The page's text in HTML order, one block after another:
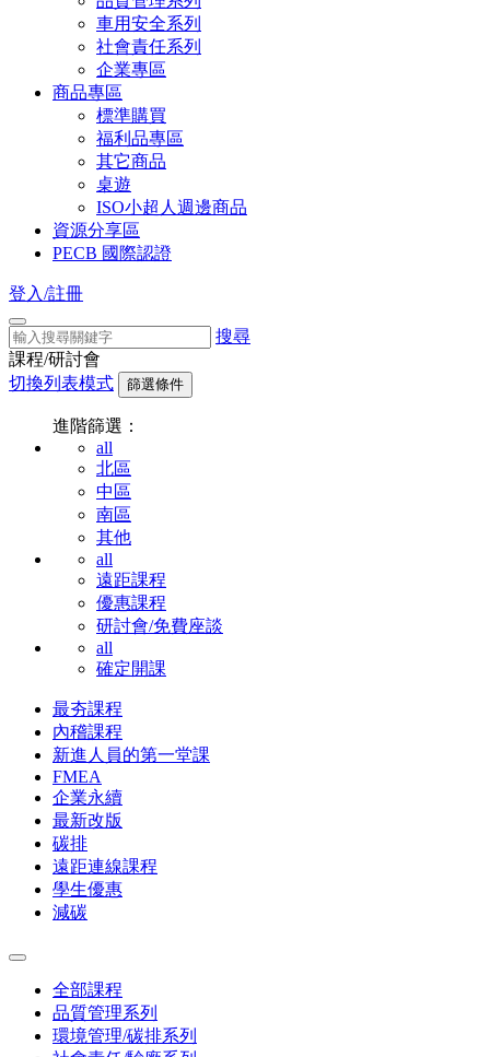
車用安全系列
社會責任系列
企業專區
商品專區
標準購買
福利品專區
其它商品
桌遊
ISO小超人週邊商品
資源分享區
PECB 國際認證
登入/註冊
搜尋
課程/研討會
切換列表模式
篩選條件
進階篩選：
all
北區
中區
南區
其他
all
遠距課程
優惠課程
研討會/免費座談
all
確定開課
最夯課程
內稽課程
新進人員的第一堂課
FMEA
企業永續
最新改版
碳排
遠距連線課程
學生優惠
減碳
全部課程
品質管理系列
環境管理/碳排系列